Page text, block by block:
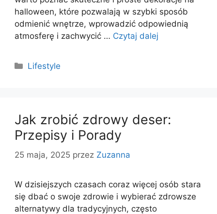
halloween, które pozwalają w szybki sposób
odmienić wnętrze, wprowadzić odpowiednią
atmosferę i zachwycić … Czytaj dalej
Kategorie
Lifestyle
Jak zrobić zdrowy deser:
Przepisy i Porady
25 maja, 2025 przez Zuzanna
W dzisiejszych czasach coraz więcej osób stara
się dbać o swoje zdrowie i wybierać zdrowsze
alternatywy dla tradycyjnych, często